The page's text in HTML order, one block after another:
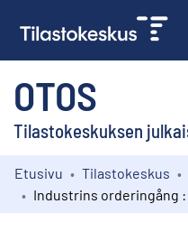
OTOS
Tilastokeskuksen
Kokoelmat
Etusivu Tilastokeskus